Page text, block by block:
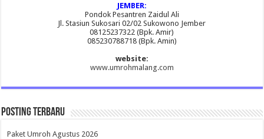
JEMBER:
Pondok Pesantren Zaidul Ali
Jl. Stasiun Sukosari 02/02 Sukowono Jember
08125237322 (Bpk. Amir)
085230788718 (Bpk. Amin)
website:
www.umrohmalang.com
Posting Terbaru
Paket Umroh Agustus 2026